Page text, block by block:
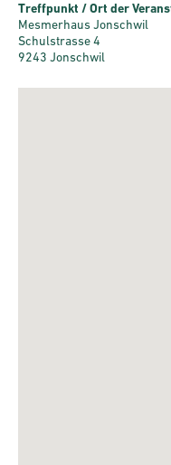
Treffpunkt / Ort der
Mesmerhaus Jonschwil
Schulstrasse 4
9243 Jonschwil